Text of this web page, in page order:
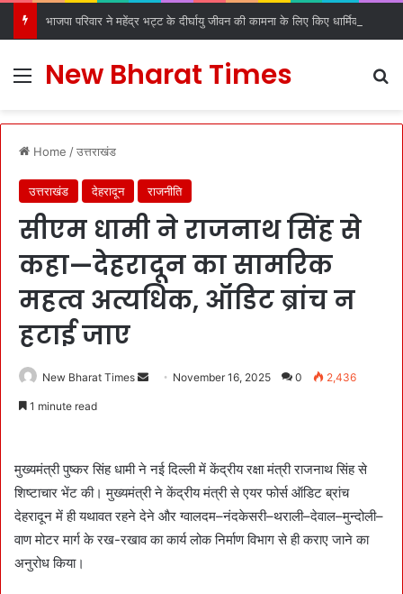
Menu
New Bharat Times
Home /उत्तराखंड
उत्तराखंड देहरादून राजनीति
सीएम धामी ने राजनाथ सिंह से
कहा—देहरादून का सामरिक
महत्व अत्यधिक, ऑडिट ब्रांच न
हटाई जाए
New Bharat Times
a
n
e
November 16, 2025 0 2,436
1 minute read
मुख्यमंत्री पुष्कर सिंह धामी ने नई दिल्ली में केंद्रीय रक्षा मंत्री राजनाथ सिंह से
शिष्टाचार भेंट की। मुख्यमंत्री ने केंद्रीय मंत्री से एयर फोर्स ऑडिट ब्रांच
देहरादून में ही यथावत रहने देने और ग्वालदम–नंदकेसरी–थराली–देवाल–मुन्दोली–
वाण मोटर मार्ग के रख-रखाव का कार्य लोक निर्माण विभाग से ही कराए जाने का
अनुरोध किया।